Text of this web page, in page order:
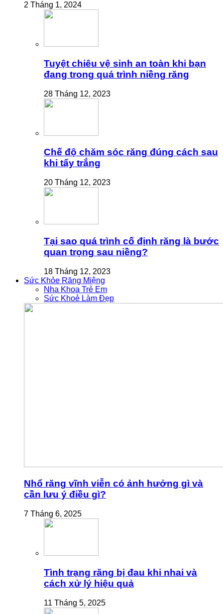
2 Tháng 1, 2024
Tuyệt chiêu vệ sinh an toàn khi bạn
đang trong quá trình niềng răng
28 Tháng 12, 2023
Chế độ chăm sóc răng đúng cách sau
khi tẩy trắng
20 Tháng 12, 2023
Tại sao quá trình cố định răng là bước
quan trọng sau niềng?
18 Tháng 12, 2023
Sức Khỏe Răng Miệng
Nha Khoa Trẻ Em
Sức Khoẻ Làm Đẹp
Nhổ răng vĩnh viễn có ảnh hưởng gì và
cần lưu ý điều gì?
7 Tháng 6, 2025
Tình trạng răng bị đau khi nhai và
cách xử lý hiệu quả
11 Tháng 5, 2025